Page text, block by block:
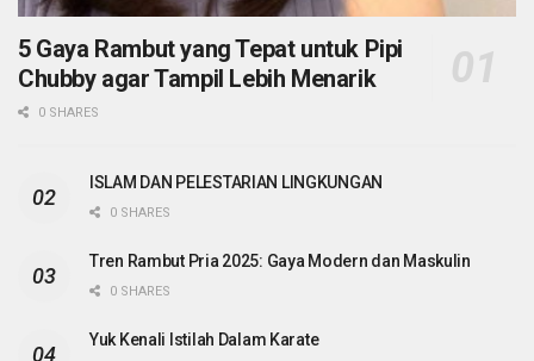
5 Gaya Rambut yang Tepat untuk Pipi
Chubby agar Tampil Lebih Menarik
0 SHARES
ISLAM DAN PELESTARIAN LINGKUNGAN
0 SHARES
Tren Rambut Pria 2025: Gaya Modern dan Maskulin
0 SHARES
Yuk Kenali Istilah Dalam Karate